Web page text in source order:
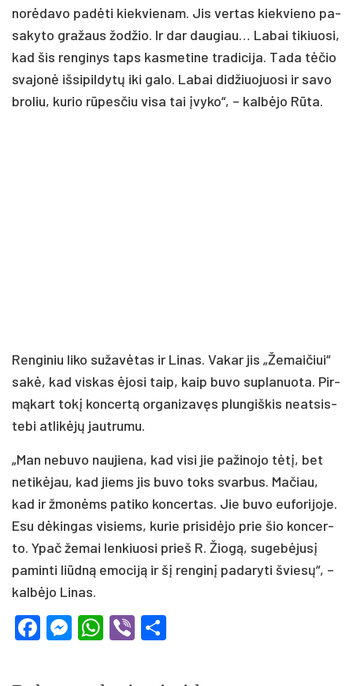
no­rė­da­vo pa­dė­ti kiek­vie­nam. Jis ver­tas kiek­vie­no pa­
sa­ky­to gra­žaus žo­džio. Ir dar dau­giau… La­bai ti­kiuo­si,
kad šis ren­gi­nys taps kas­me­ti­ne tra­di­ci­ja. Ta­da tė­čio
sva­jo­nė iš­si­pil­dy­tų iki ga­lo. La­bai di­džiuo­juo­si ir sa­vo
bro­liu, ku­rio rū­pes­čiu vi­sa tai įvy­ko“, – kal­bė­jo Rū­ta.
Ren­gi­niu li­ko su­ža­vė­tas ir Li­nas. Va­kar jis „Že­mai­čiui“
sa­kė, kad vis­kas ėjo­si taip, kaip bu­vo su­pla­nuo­ta. Pir­
mą­kart to­kį kon­cer­tą or­ga­ni­za­vęs plun­giš­kis neat­sis­
te­bi at­li­kė­jų jaut­ru­mu.
„Man ne­bu­vo nau­jie­na, kad vi­si jie pa­ži­no­jo tė­tį, bet
ne­ti­kė­jau, kad jiems jis bu­vo toks svar­bus. Ma­čiau,
kad ir žmo­nėms pa­ti­ko kon­cer­tas. Jie bu­vo eu­fo­ri­jo­je.
Esu dė­kin­gas vi­siems, ku­rie pri­si­dė­jo prie šio kon­cer­
to. Ypač že­mai len­kiuo­si prieš R. Žio­gą, su­ge­bė­ju­sį
pa­min­ti liūd­ną emo­ci­ją ir šį ren­gi­nį pa­da­ry­ti švie­sų“, –
kal­bė­jo Li­nas.
Facebook
Messenger
WhatsApp
Viber